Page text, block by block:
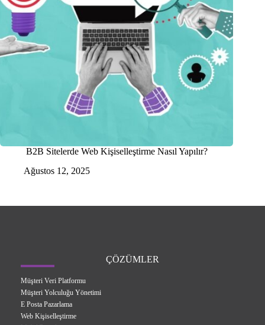
B2B Sitelerde Web Kişiselleştirme Nasıl Yapılır?
Ağustos 12, 2025
ÇÖZÜMLER
Müşteri Veri Platformu
Müşteri Yolculuğu Yönetimi
E Posta Pazarlama
Web Kişiselleştirme